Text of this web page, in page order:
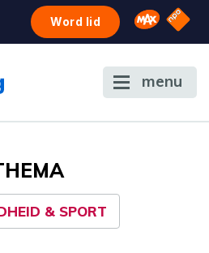
Word lid Omroep
NPO
menu
& SPORT